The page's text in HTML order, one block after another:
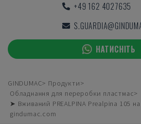
+49 162 4027635
НАТИСНІТЬ
GINDUMAC
Продукти
Обладнання для переробки пластмас
➤ Вживаний PREALPINA Prealpina 105
gindumac.com